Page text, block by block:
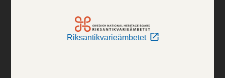
Riksantikvarieämbetet